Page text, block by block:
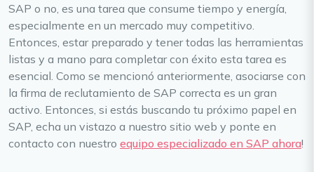
SAP o no, es una tarea que consume tiempo y energía,
especialmente en un mercado muy competitivo.
Entonces, estar preparado y tener todas las herramientas
listas y a mano para completar con éxito esta tarea es
esencial. Como se mencionó anteriormente, asociarse con
la firma de reclutamiento de SAP correcta es un gran
activo. Entonces, si estás buscando tu próximo papel en
SAP, echa un vistazo a nuestro sitio web y ponte en
contacto con nuestro equipo especializado en SAP ahora!